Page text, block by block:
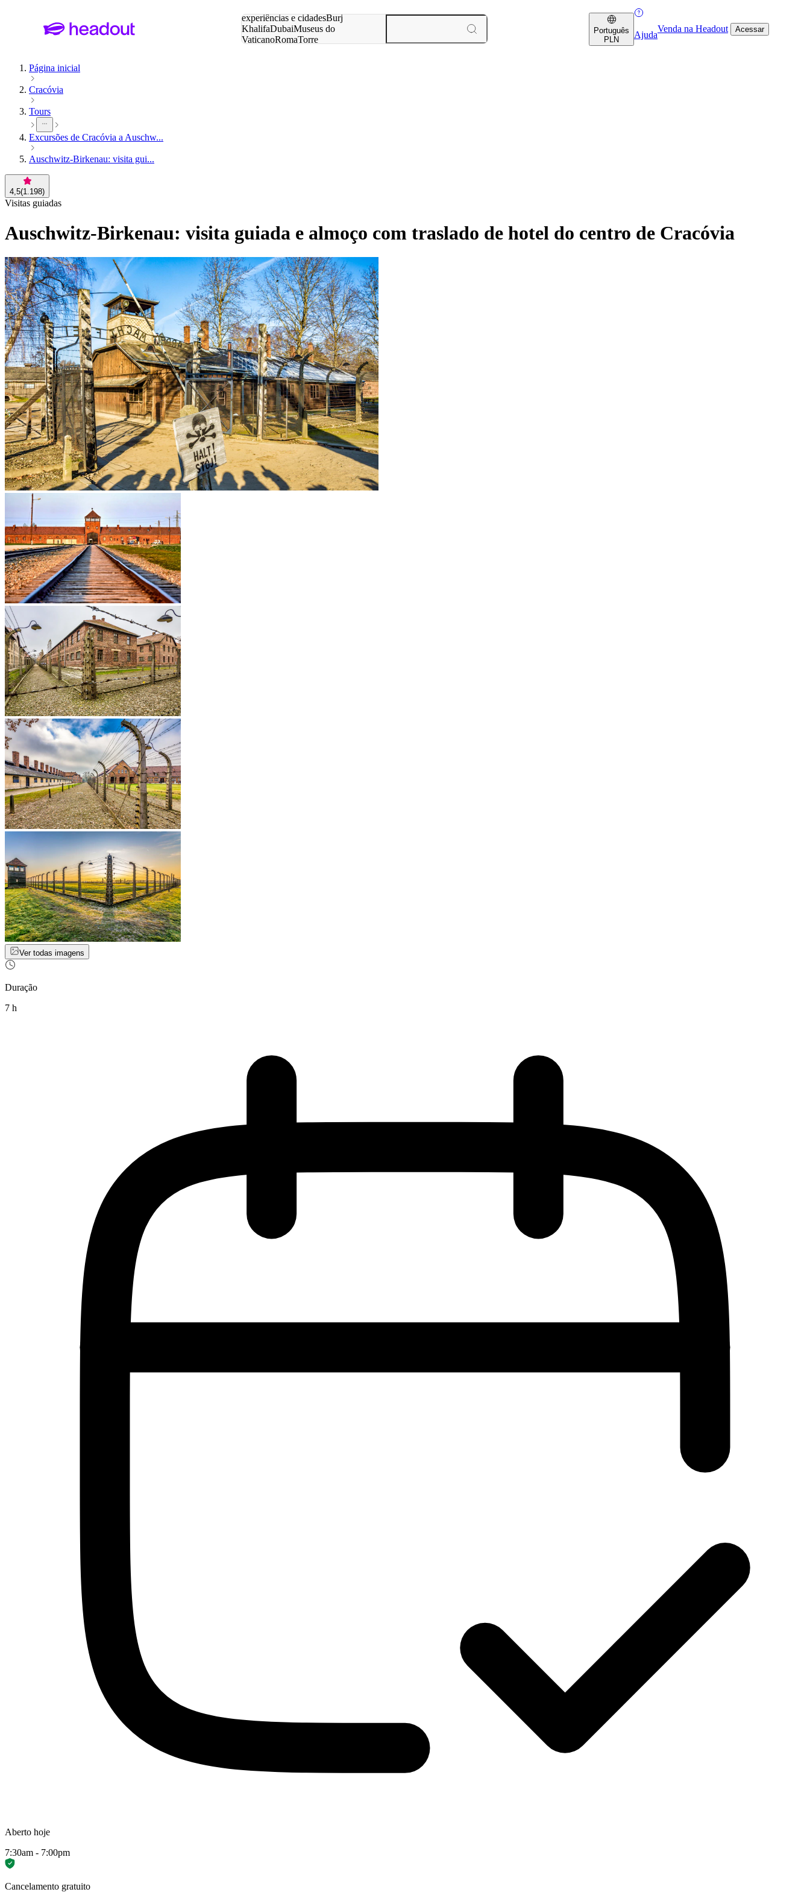
experiências e cidadesBurj
KhalifaDubaiMuseus do
VaticanoRomaTorre
Português
PLN
Ajuda
Venda na Headout Acessar
Página inicial
Cracóvia
Tours
Excursões de Cracóvia a Auschw...
Auschwitz-Birkenau: visita gui...
4,5(1.198)
Visitas guiadas
Auschwitz-Birkenau: visita guiada e almoço com traslado de hotel do centro de Cracóvia
Ver todas imagens
Duração
7 h
Aberto hoje
7:30am - 7:00pm
Cancelamento gratuito